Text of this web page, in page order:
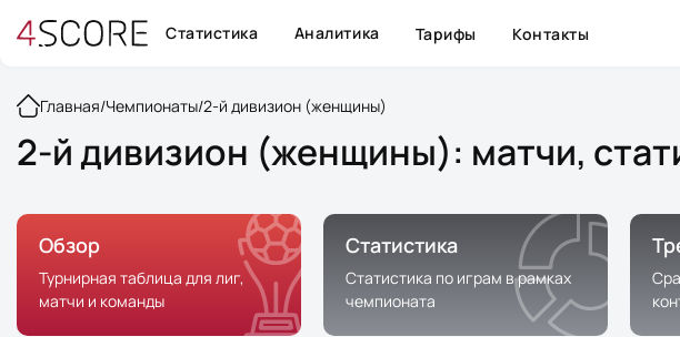
Статистика Аналитика Тарифы Контакты
Главная/Чемпионаты/2-й дивизион (женщины)
2-й дивизион (женщины): матчи,
Обзор
Турнирная таблица для лиг,
матчи и команды
Статистика
Статистика по играм в рамках
чемпионата